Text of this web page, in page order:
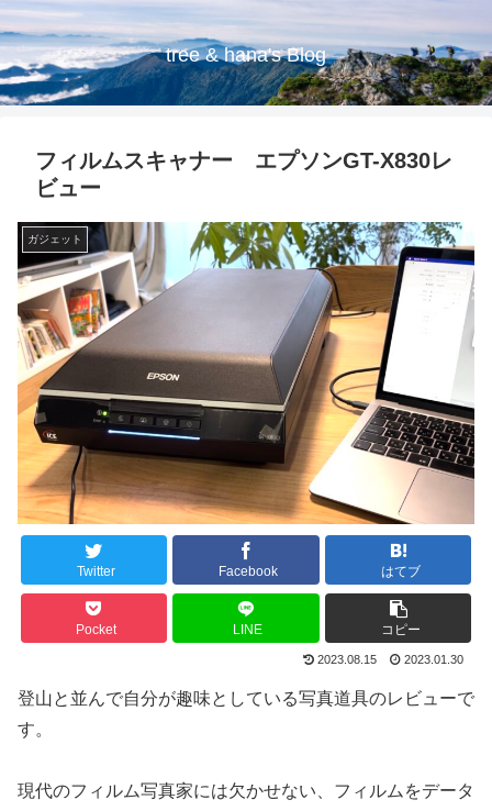
tree & hana's Blog
フィルムスキャナー エプソンGT-X830レ
ビュー
ガジェット
Twitter Facebook はてブ
Pocket LINE コピー
2023.08.15 2023.01.30
登山と並んで自分が趣味としている写真道具のレビューで
す。
現代のフィルム写真家には欠かせない、フィルムをデータ